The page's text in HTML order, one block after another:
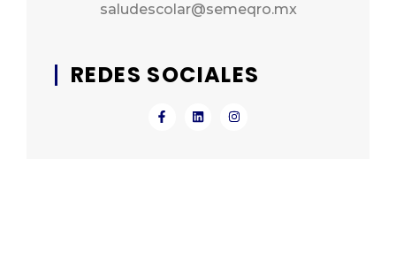
saludescolar@semeqro.mx
REDES SOCIALES